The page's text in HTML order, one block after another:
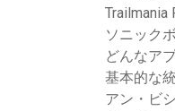
Trailmania
ソニック
どんなア
基本的な
アン・ビ